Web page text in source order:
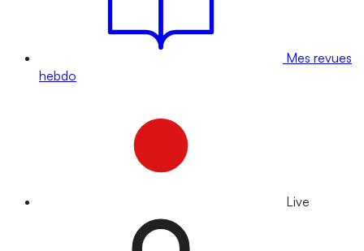
Mes revues
hebdo
Live